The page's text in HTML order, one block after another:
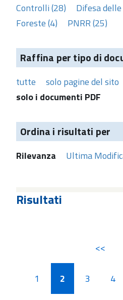
Controlli (28)
Difesa
Foreste (4)
PNRR (25)
Raffina per tipo di
tutte
solo pagine del sito
solo i documenti PDF
Ordina i risultati per
Rilevanza Ultima
Risultati
<<
1 2 3 4